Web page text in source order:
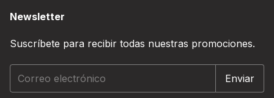
Newsletter
Suscríbete para recibir todas nuestras promociones.